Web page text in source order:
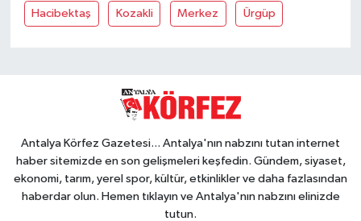
Hacibektaş Kozakli Merkez Ürgüp
Antalya Körfez Gazetesi... Antalya'nın nabzını tutan internet
haber sitemizde en son gelişmeleri keşfedin. Gündem, siyaset,
ekonomi, tarım, yerel spor, kültür, etkinlikler ve daha fazlasından
haberdar olun. Hemen tıklayın ve Antalya'nın nabzını elinizde
tutun.